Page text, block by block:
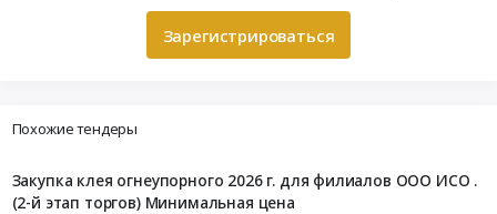
Зарегистрироваться
Похожие тендеры
Закупка клея огнеупорного 2026 г. для филиалов ООО ИСО .
(2-й этап торгов) Минимальная цена